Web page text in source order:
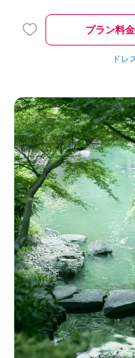
からも好評で、安心して当
プラン料金
ドレ